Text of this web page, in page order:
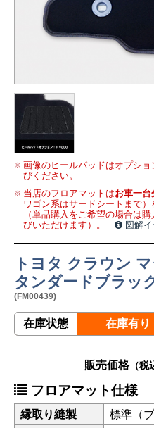
画像のヒールパッドはオプシ
びください。
当店のフロアマットはお車一台
ワゴン系はサードシートまで
（単品購入をご希望の場合は
びいただけます）。
図解イ
トヨタ クラウン
タンダードブラッ
(FM00439)
在庫状態 在庫有り
販売価格（税
フロアマット仕様
縁取り縫製
標準（